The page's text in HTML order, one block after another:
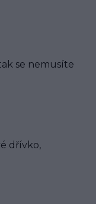
se nemusíte
dřívko,